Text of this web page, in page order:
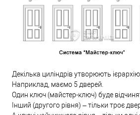
Декілька циліндрів утворюють
Наприклад, маємо 5 дверей.
Один ключ (майстер-ключ) буде
Інший (другого рівня) – тільки троє